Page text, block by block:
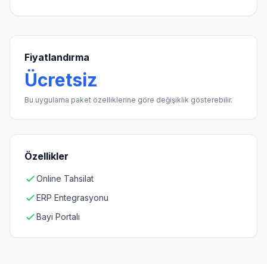
Fiyatlandırma
Ücretsiz
Bu uygulama paket özelliklerine göre değişiklik gösterebilir.
Özellikler
Online Tahsilat
ERP Entegrasyonu
Bayi Portalı